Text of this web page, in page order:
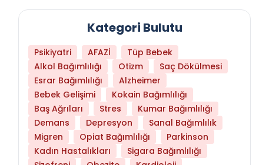
Kategori Bulutu
Psikiyatri AFAZİ
Tüp Bebek
Alkol Bağımlılığı
Otizm
Saç Dökülmesi
Esrar Bağımlılığı
Alzheimer
Bebek Gelişimi
Kokain Bağımlılığı
Baş Ağrıları
Stres
Kumar Bağımlılığı
Demans
Depresyon
Sanal Bağımlılık
Migren
Opiat Bağımlılığı
Parkinson
Kadın Hastalıkları
Sigara Bağımlılığı